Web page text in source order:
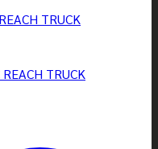
TRUCK